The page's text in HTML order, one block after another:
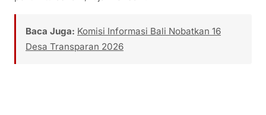
Baca Juga: Komisi Informasi Bali Nobatkan 16
Desa Transparan 2026